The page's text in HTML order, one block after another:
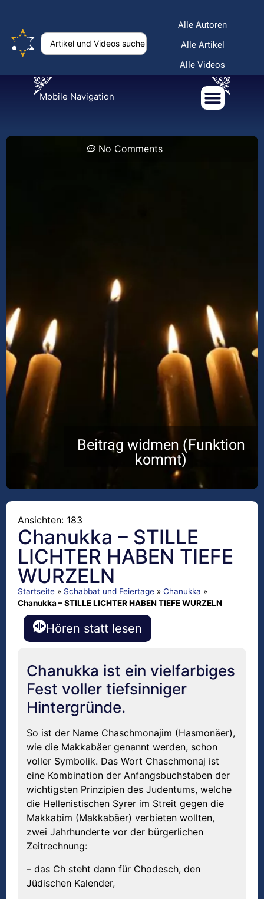
Alle Autoren
Alle Artikel
Alle Videos
Mobile Navigation
No Comments
Beitrag widmen (Funktion
kommt)
Ansichten: 183
Chanukka – STILLE
LICHTER HABEN TIEFE
WURZELN
Startseite » Schabbat und Feiertage » Chanukka »
Chanukka – STILLE LICHTER HABEN TIEFE WURZELN
Hören statt lesen
Chanukka ist ein vielfarbiges
Fest voller tiefsinniger
Hintergründe.
So ist der Name Chaschmonajim (Hasmonäer),
wie die Makkabäer genannt werden, schon
voller Symbolik. Das Wort Chaschmonaj ist
eine Kombination der Anfangsbuchstaben der
wichtigsten Prinzipien des Judentums, welche
die Hellenistischen Syrer im Streit gegen die
Makkabim (Makkabäer) verbieten wollten,
zwei Jahrhunderte vor der bürgerlichen
Zeitrechnung:
– das Ch steht dann für Chodesch, den
Jüdischen Kalender,